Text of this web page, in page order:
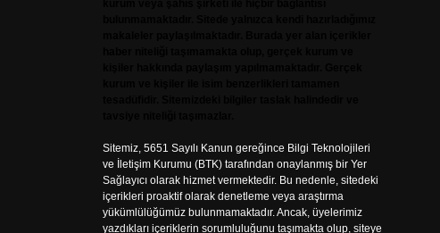
Sitemiz, 5651 Sayılı Kanun gereğince Bilgi Teknolojileri
ve İletişim Kurumu (BTK) tarafından onaylanmış bir Yer
Sağlayıcı olarak hizmet vermektedir. Bu nedenle, sitedeki
içerikleri proaktif olarak denetleme veya araştırma
yükümlülüğümüz bulunmamaktadır. Ancak, üyelerimiz
yazdıkları içeriklerin sorumluluğunu taşımakta olup, siteye